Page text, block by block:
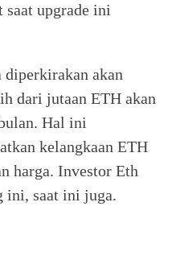
saat upgrade ini
diperkirakan akan
dari jutaan ETH akan
Hal ini
kelangkaan ETH
harga. Investor Eth
ini, saat ini juga.